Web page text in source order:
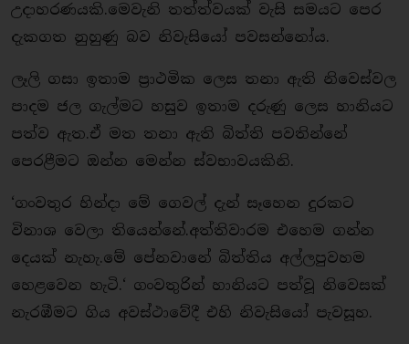
උදාහරණයකි.මෙවැනි තත්ත්වයක් වැසි සමයට පෙර
දැකගත නුහුණු බව නිවැසියෝ පවසන්නෝය.
ලෑලි ගසා ඉතාම ප‍්‍රාථමික ලෙස තනා ඇති නිවෙස්වල
පාදම ජල ගැල්මට හසුව ඉතාම දරුණු ලෙස හානියට
පත්ව ඇත.ඒ මත තනා ඇති බිත්ති පවතින්නේ
පෙරළීමට ඔන්න මෙන්න ස්වභාවයකිනි.
‘ගංවතුර හින්දා මේ ගෙවල් දැන් සෑහෙන දුරකට
විනාශ වෙලා තියෙන්නේ.අත්තිවාරම එහෙම ගන්න
දෙයක් නැහැ.මේ පේනවානේ බිත්තිය අල්ලපුවහම
හෙළවෙන හැටි.‘ ගංවතුරින් හානියට පත්වූ නි‍වෙසක්
නැරඹීමට ගිය අවස්ථාවේදී එහි නිවැසියෝ පැවසූහ.